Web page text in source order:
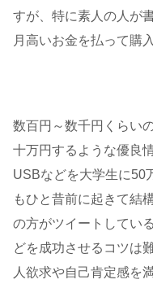
すが、特に素人の人が
月高いお金を払って購
数百円～数千円くらい
十万円するような優良
USBなどを大学生に50
もひと昔前に起きて結
の方がツイートしてい
どを成功させるコツは
人欲求や自己肯定感を